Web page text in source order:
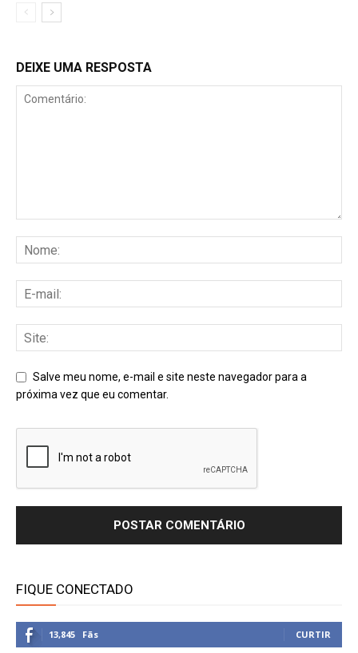
DEIXE UMA RESPOSTA
Salve meu nome, e-mail e site neste navegador para a
próxima vez que eu comentar.
FIQUE CONECTADO
13,845 Fãs CURTIR